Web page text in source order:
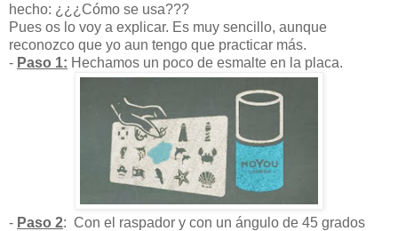
hecho: ¿¿¿Cómo se usa???
Pues os lo voy a explicar. Es muy sencillo, aunque
reconozco que yo aun tengo que practicar más.
- Paso 1: Hechamos un poco de esmalte en la placa.
- Paso 2: Con el raspador y con un ángulo de 45 grados